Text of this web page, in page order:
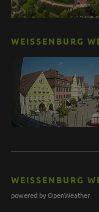
WEISSENBURG
WEISSENBURG
powered by OpenWeather